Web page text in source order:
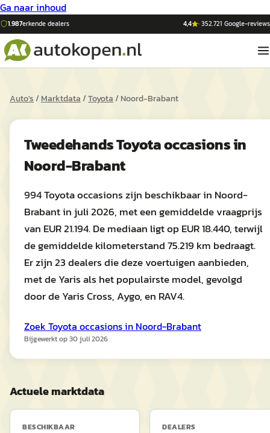
Ga naar inhoud
1.987erkende dealers 4,4 ·352.721 Google-reviews
Auto's/Marktdata/Toyota/Noord-Brabant
TweedehandsToyotaoccasions in
Noord-Brabant
994 Toyota occasions zijn beschikbaar in Noord-
Brabant in juli 2026, met een gemiddelde vraagprijs
van EUR 21.194. De mediaan ligt op EUR 18.440, terwijl
de gemiddelde kilometerstand 75.219 km bedraagt.
Er zijn 23 dealers die deze voertuigen aanbieden,
met de Yaris als het populairste model, gevolgd
door de Yaris Cross, Aygo, en RAV4.
Zoek Toyota occasions in Noord-Brabant
Bijgewerkt op30 juli 2026
Actuele marktdata
BESCHIKBAAR DEALERS